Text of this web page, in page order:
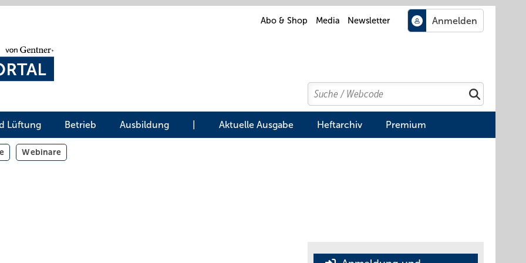
Abo & Shop Media Newsletter
Search
Suchen
Lüftung Betrieb Ausbildung Aktuelle Ausgabe Heftarchiv Premium
Webinare